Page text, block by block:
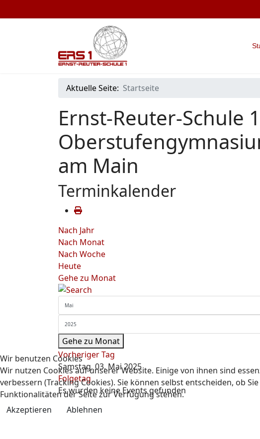
Aktuelle Seite: Startseite
Ernst-Reuter-Schule
am Main
Terminkalender
Nach Jahr
Nach Monat
Nach Woche
Heute
Gehe zu Monat
Gehe zu Monat
Vorheriger Tag
Samstag, 03. Mai 2025
Folgetag
Es wurden keine Events gefunden
Wir benutzen Cookies
Wir nutzen Cookies auf unserer Website. Einige von ihnen sind
verbessern (Tracking Cookies). Sie können selbst entscheiden, ob
Funktionalitäten der Seite zur Verfügung stehen.
Akzeptieren
Ablehnen